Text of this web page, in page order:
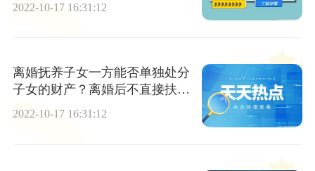
2022-10-17 16:31:12
离婚抚养子女一方能否单独处分
子女的财产？离婚后不直接扶养
孩子的一方权利义务有哪些？
2022-10-17 16:31:12